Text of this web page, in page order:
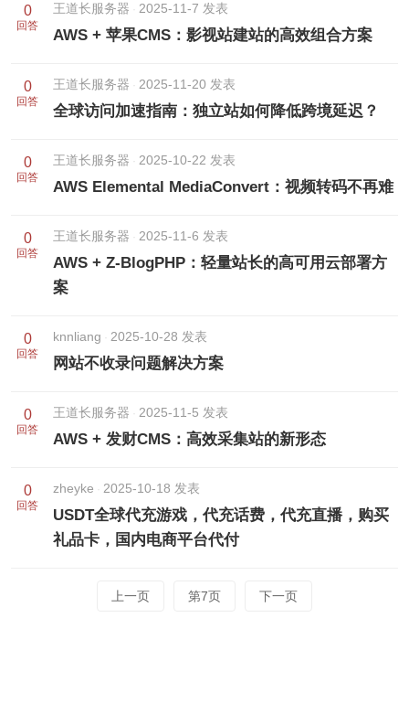
0
回答
王道长服务器 2025-11-7 发表
AWS + 苹果CMS：影视站建站的高效组合方案
0
回答
王道长服务器 2025-11-20 发表
全球访问加速指南：独立站如何降低跨境延迟？
0
回答
王道长服务器 2025-10-22 发表
AWS Elemental MediaConvert：视频转码不再难
0
回答
王道长服务器 2025-11-6 发表
AWS + Z-BlogPHP：轻量站长的高可用云部署方
案
0
回答
knnliang 2025-10-28 发表
网站不收录问题解决方案
0
回答
王道长服务器 2025-11-5 发表
AWS + 发财CMS：高效采集站的新形态
0
回答
zheyke 2025-10-18 发表
USDT全球代充游戏，代充话费，代充直播，购买
礼品卡，国内电商平台代付
上一页 第7页 下一页